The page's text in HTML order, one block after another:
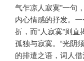
气乍凉人寂寞”一句
内心情感的抒发。
折，而“人寂寞”则
孤独与寂寞。“光阴
的排遣之语，词人